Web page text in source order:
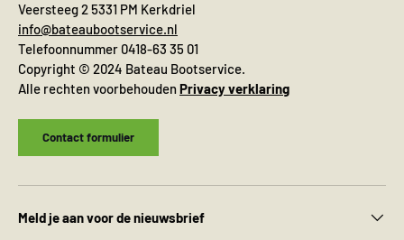
Veersteeg 2 5331 PM Kerkdriel
info@bateaubootservice.nl
Telefoonnummer 0418-63 35 01
Copyright © 2024 Bateau Bootservice.
Alle rechten voorbehoudenPrivacy verklaring
Contact formulier
Meld je aan voor de nieuwsbrief